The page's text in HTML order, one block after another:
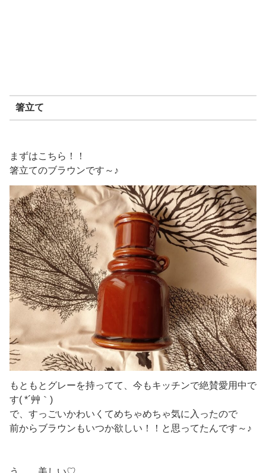
箸立て
まずはこちら！！
箸立てのブラウンです～♪
もともとグレーを持ってて、今もキッチンで絶賛愛用中で
す( *´艸｀)
で、すっごいかわいくてめちゃめちゃ気に入ったので
前からブラウンもいつか欲しい！！と思ってたんです～♪